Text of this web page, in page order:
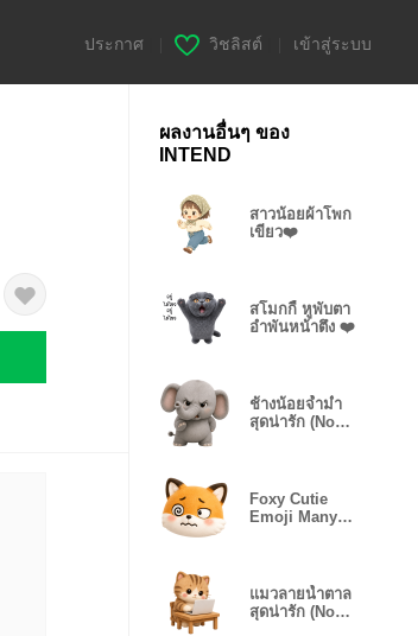
ประกาศ วิชลิสต์ เข้าสู่ระบบ
ผลงานอื่นๆ ของ
INTEND
สาวน้อยผ้าโพก
เขียว❤️
สโมกกี้ หูพับตา
อำพันหน้าตึง ❤️
ช้างน้อยจ้ำม่ำ
สุดน่ารัก (No
Foxy Cutie
Emoji Many
แมวลายน้ำตาล
สุดน่ารัก (No